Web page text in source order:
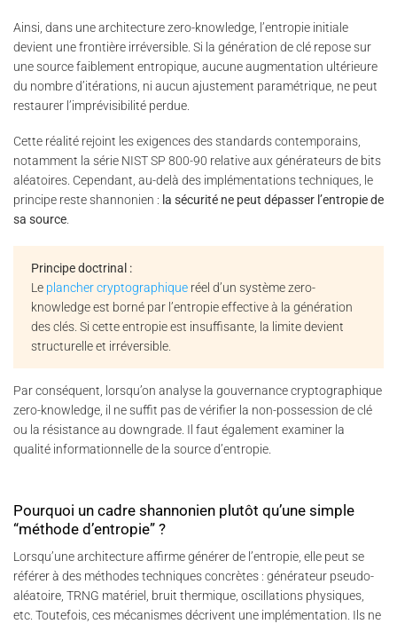
Ainsi, dans une architecture zero-knowledge, l’entropie initiale
devient une frontière irréversible. Si la génération de clé repose sur
une source faiblement entropique, aucune augmentation ultérieure
du nombre d’itérations, ni aucun ajustement paramétrique, ne peut
restaurer l’imprévisibilité perdue.
Cette réalité rejoint les exigences des standards contemporains,
notamment la série NIST SP 800-90 relative aux générateurs de bits
aléatoires. Cependant, au-delà des implémentations techniques, le
principe reste shannonien : la sécurité ne peut dépasser l’entropie de
sa source.
Principe doctrinal :
Le plancher cryptographique réel d’un système zero-
knowledge est borné par l’entropie effective à la génération
des clés. Si cette entropie est insuffisante, la limite devient
structurelle et irréversible.
Par conséquent, lorsqu’on analyse la gouvernance cryptographique
zero-knowledge, il ne suffit pas de vérifier la non-possession de clé
ou la résistance au downgrade. Il faut également examiner la
qualité informationnelle de la source d’entropie.
Pourquoi un cadre shannonien plutôt qu’une simple
“méthode d’entropie” ?
Lorsqu’une architecture affirme générer de l’entropie, elle peut se
référer à des méthodes techniques concrètes : générateur pseudo-
aléatoire, TRNG matériel, bruit thermique, oscillations physiques,
etc. Toutefois, ces mécanismes décrivent une implémentation. Ils ne